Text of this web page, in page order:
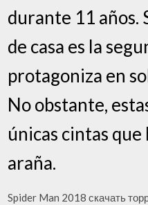
durante 11 años.
de casa es la
protagoniza en
No obstante,
únicas cintas
araña.
Spider Man 2018 скачать